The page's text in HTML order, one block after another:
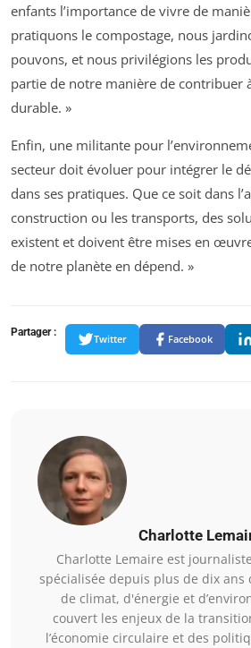
enfants l’importance de vivre de
pratiquons le compostage, nous
pouvons, et nous privilégions les
partie de notre manière de contribuer
durable. »
Enfin, une militante pour
secteur doit évoluer pour intégrer le
dans ses pratiques. Que ce soit dans
construction ou les transports, des
existent et doivent être mises en
de notre planète en dépend. »
Partager :
Twitter Facebook
Charlotte
Charlotte Lemaire est
spécialisée depuis plus de dix ans
de climat, d'énergie et
couvert les enjeux de la
l’économie circulaire et des